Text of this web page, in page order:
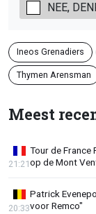
NEE,
Ineos Grenadiers
Thymen Arensman
Meest
Tour de France
op de Mont
21:21
Patrick
voor Remco"
20:33